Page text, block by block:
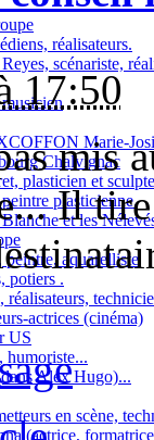
réalisateurs.
scénariste,
Marie-
Chalvignac
plasticien et
plasticienne.
et les
aquarelliste
potiers .
réalisateurs,
actrices (cinéma)
US
humoriste...
Alex Hugo)...
en scène,
(actrice,
17:50
mis
Il